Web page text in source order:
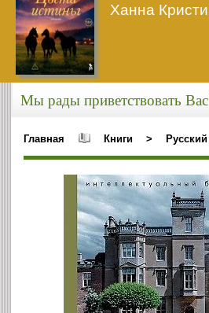
Ханна
Мы рады приветствовать
Главная Книги >